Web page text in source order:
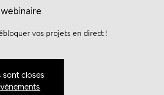
webinaire
vos projets en direct !
sont closes